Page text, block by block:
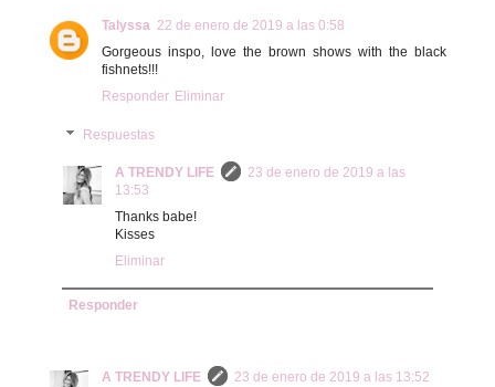
Talyssa 22 de enero de 2019 a las 0:58
Gorgeous inspo, love the brown shows with the black
fishnets!!!
Responder Eliminar
Respuestas
A TRENDY LIFE
23 de enero de 2019 a las
13:53
Thanks babe!
Kisses
Eliminar
Responder
A TRENDY LIFE
23 de enero de 2019 a las 13:52